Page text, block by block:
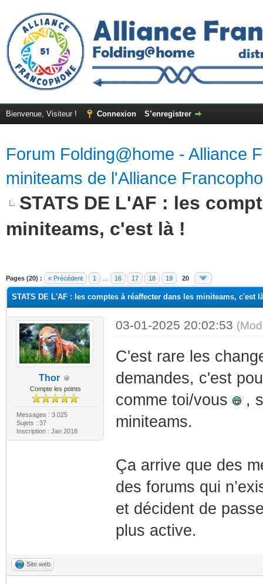
Bienvenue, Visiteur ! Connexion S’enregistrer
Forum Folding@home - Alliance
miniteams de l'Alliance
STATS DE L'AF : les
miniteams, c'est là !
Pages (20) : « Précédent 1 16 17 18 19 20
STATS DE L'AF : les comptes à réaffecter dans les miniteams, c'est
Thor
Compte les points
Messages : 3 025
Sujets : 37
Inscription : Jan 2018
03-01-2025 20:02:53
C'est rare les
demandes, c'est
comme toi/vous
,
miniteams.
Ça arrive que des
des forums qui
et décident de
plus active.
Site web